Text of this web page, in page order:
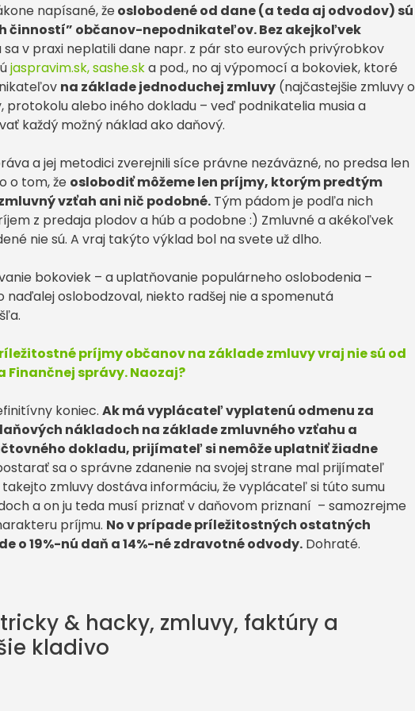
napísané, že oslobodené od dane (a teda aj odvodov) sú
činností” občanov-nepodnikateľov. Bez akejkoľvek
sa v praxi neplatili dane napr. z pár sto eurových privýrobkov
jaspravim.sk,sashe.ska pod., no aj výpomocí a bokoviek, ktoré
na základe jednoduchej zmluvy (najčastejšie zmluvy o
alebo iného dokladu – veď podnikatelia musia a
každý možný náklad ako daňový.
a jej metodici zverejnili síce právne nezáväzné, no predsa len
o tom, že oslobodiť môžeme len príjmy, ktorým predtým
vzťah ani nič podobné. Tým pádom je podľa nich
z predaja plodov a húb a podobne :) Zmluvné a akékoľvek
nie sú. A vraj takýto výklad bol na svete už dlho.
bokoviek – a uplatňovanie populárneho oslobodenia –
naďalej oslobodzoval, niekto radšej nie a spomenutá
príjmy občanov na základe zmluvy vraj nie sú od
Finančnej správy. Naozaj?
koniec. Ak má vyplácateľ vyplatenú odmenu za
nákladoch na základe zmluvného vzťahu a
dokladu, prijímateľ si nemôže uplatniť žiadne
sa o správne zdanenie na svojej strane mal prijímateľ
zmluvy dostáva informáciu, že vyplácateľ si túto sumu
a on ju teda musí priznať v daňovom priznaní – samozrejme
príjmu. No v prípade príležitostných ostatných
o 19%-nú daň a 14%-né zdravotné odvody. Dohraté.
& hacky, zmluvy, faktúry a
kladivo